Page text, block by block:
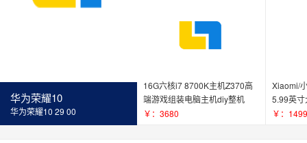
华为荣耀10
华为荣耀10 29 00
16G六核i7 8700K主机Z370高
端游戏组装电脑主机diy整机
GTX1060 6G
￥：3680
Xiaomi/
5.99英
能手机
￥：